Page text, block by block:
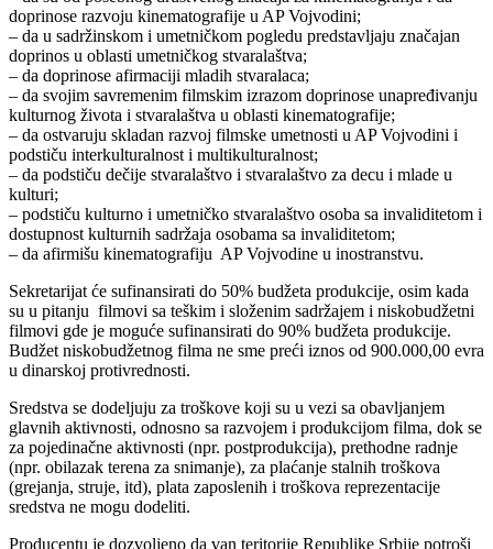
doprinose razvoju kinematografije u AP Vojvodini;
– da u sadržinskom i umetničkom pogledu predstavljaju značajan
doprinos u oblasti umetničkog stvaralaštva;
– da doprinose afirmaciji mladih stvaralaca;
– da svojim savremenim filmskim izrazom doprinose unapređivanju
kulturnog života i stvaralaštva u oblasti kinematografije;
– da ostvaruju skladan razvoj filmske umetnosti u AP Vojvodini i
podstiču interkulturalnost i multikulturalnost;
– da podstiču dečije stvaralaštvo i stvaralaštvo za decu i mlade u
kulturi;
– podstiču kulturno i umetničko stvaralaštvo osoba sa invaliditetom i
dostupnost kulturnih sadržaja osobama sa invaliditetom;
– da afirmišu kinematografiju AP Vojvodine u inostranstvu.
Sekretarijat će sufinansirati do 50% budžeta produkcije, osim kada
su u pitanju filmovi sa teškim i složenim sadržajem i niskobudžetni
filmovi gde je moguće sufinansirati do 90% budžeta produkcije.
Budžet niskobudžetnog filma ne sme preći iznos od 900.000,00 evra
u dinarskoj protivrednosti.
Sredstva se dodeljuju za troškove koji su u vezi sa obavljanjem
glavnih aktivnosti, odnosno sa razvojem i produkcijom filma, dok se
za pojedinačne aktivnosti (npr. postprodukcija), prethodne radnje
(npr. obilazak terena za snimanje), za plaćanje stalnih troškova
(grejanja, struje, itd), plata zaposlenih i troškova reprezentacije
sredstva ne mogu dodeliti.
Producentu je dozvoljeno da van teritorije Republike Srbije potroši